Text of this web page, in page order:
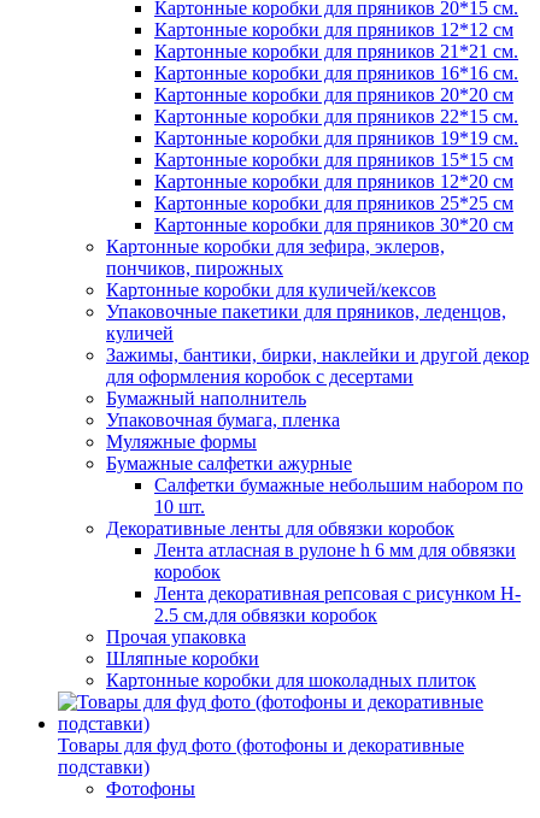
Картонные коробки для пряников 20*15 см.
Картонные коробки для пряников 12*12 см
Картонные коробки для пряников 21*21 см.
Картонные коробки для пряников 16*16 см.
Картонные коробки для пряников 20*20 см
Картонные коробки для пряников 22*15 см.
Картонные коробки для пряников 19*19 см.
Картонные коробки для пряников 15*15 см
Картонные коробки для пряников 12*20 см
Картонные коробки для пряников 25*25 см
Картонные коробки для пряников 30*20 см
Картонные коробки для зефира, эклеров,
пончиков, пирожных
Картонные коробки для куличей/кексов
Упаковочные пакетики для пряников, леденцов,
куличей
Зажимы, бантики, бирки, наклейки и другой декор
для оформления коробок с десертами
Бумажный наполнитель
Упаковочная бумага, пленка
Муляжные формы
Бумажные салфетки ажурные
Салфетки бумажные небольшим набором по
10 шт.
Декоративные ленты для обвязки коробок
Лента атласная в рулоне h 6 мм для обвязки
коробок
Лента декоративная репсовая с рисунком H-
2.5 см.для обвязки коробок
Прочая упаковка
Шляпные коробки
Картонные коробки для шоколадных плиток
Товары для фуд фото (фотофоны и декоративные
подставки)
Фотофоны